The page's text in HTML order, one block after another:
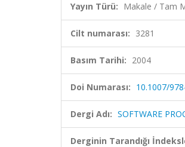
Yayın Türü: Makale / Tam
Cilt numarası: 3281
Basım Tarihi: 2004
Doi Numarası: 10.1007/
Dergi Adı: SOFTWARE
Derginin Tarandığı